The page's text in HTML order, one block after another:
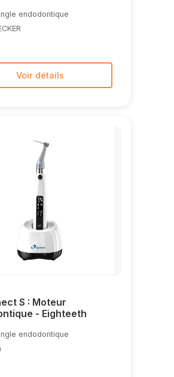
endodontique
Voir détails
S : Moteur
- Eighteeth
endodontique